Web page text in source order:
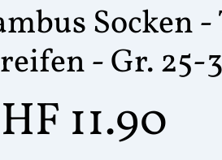
Socken
- Gr. 25-
11.90